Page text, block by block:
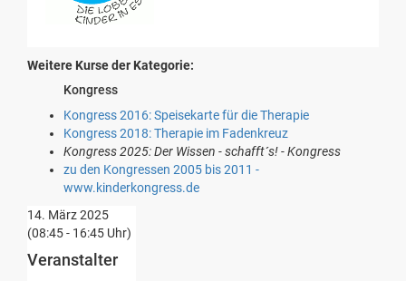
Weitere Kurse der Kategorie:
Kongress
Kongress 2016: Speisekarte für die Therapie
Kongress 2018: Therapie im Fadenkreuz
Kongress 2025: Der Wissen - schafft´s! - Kongress
zu den Kongressen 2005 bis 2011 -
www.kinderkongress.de
14. März 2025
(08:45 - 16:45 Uhr)
Veranstalter